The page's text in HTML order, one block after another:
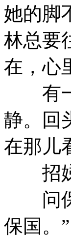
她的脚
林总要
在，心
有一
静。回
在那儿
招娣
问保
保国。”